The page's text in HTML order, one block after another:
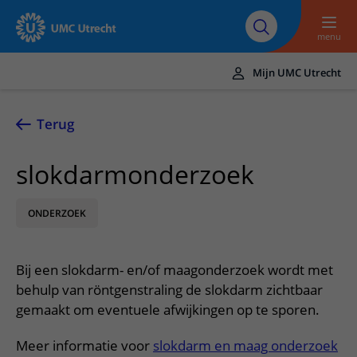
Naar hoofdinhoud
Over UMC
Utrecht
Research
Werken bij het UMC
Utrecht
menu
UMC Utrecht
Zorg en behandeling
Ziekten en aandoeningen
Poliklinieken
Verpleegafdelingen
Afspraak en opname
Bezoek aan de polikliniek
Opname in het ziekenhuis
Voorbereiding op uw afspraak
Op bezoek in het UMC Utrecht
Apotheek
Winkels en restaurants
Contact en route
Spoed
Contactgegevens
Verwijzers
Patiënt verwijzen
Mijn UMC Utrecht
Terug
slokdarmonderzoek
ONDERZOEK
Bij een slokdarm- en/of maagonderzoek wordt met
behulp van röntgenstraling de slokdarm zichtbaar
gemaakt om eventuele afwijkingen op te sporen.
Meer informatie voor slokdarm en maag onderzoek